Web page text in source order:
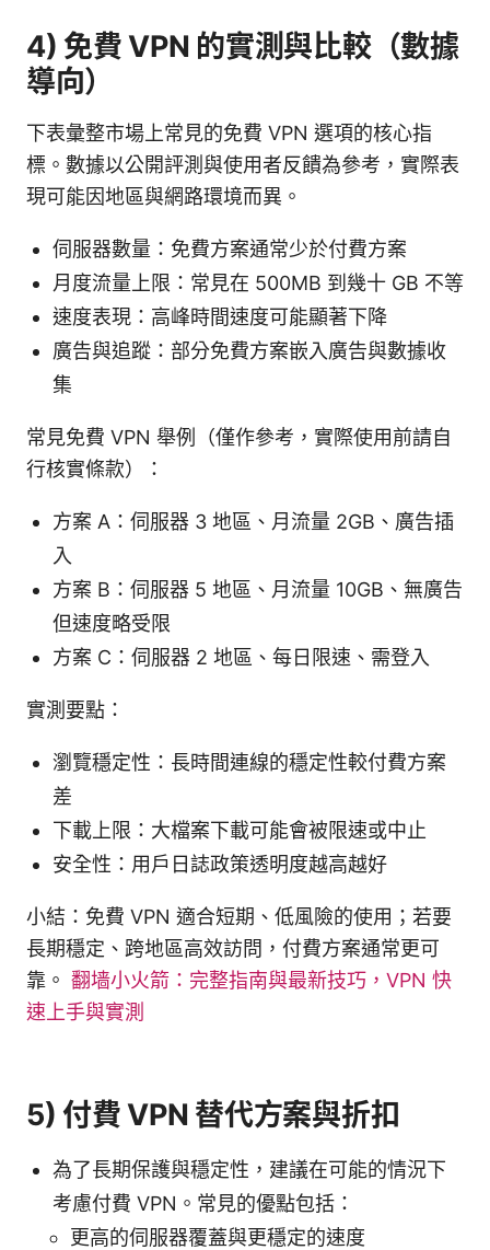
4) 免費 VPN 的實測與比較（數據
導向）
下表彙整市場上常見的免費 VPN 選項的核心指
標。數據以公開評測與使用者反饋為參考，實際表
現可能因地區與網路環境而異。
伺服器數量：免費方案通常少於付費方案
月度流量上限：常見在 500MB 到幾十 GB 不等
速度表現：高峰時間速度可能顯著下降
廣告與追蹤：部分免費方案嵌入廣告與數據收
集
常見免費 VPN 舉例（僅作參考，實際使用前請自
行核實條款）：
方案 A：伺服器 3 地區、月流量 2GB、廣告插
入
方案 B：伺服器 5 地區、月流量 10GB、無廣告
但速度略受限
方案 C：伺服器 2 地區、每日限速、需登入
實測要點：
瀏覽穩定性：長時間連線的穩定性較付費方案
差
下載上限：大檔案下載可能會被限速或中止
安全性：用戶日誌政策透明度越高越好
小結：免費 VPN 適合短期、低風險的使用；若要
長期穩定、跨地區高效訪問，付費方案通常更可
靠。 翻墙小火箭：完整指南與最新技巧，VPN 快
速上手與實測
5) 付費 VPN 替代方案與折扣
為了長期保護與穩定性，建議在可能的情況下
考慮付費 VPN。常見的優點包括：
更高的伺服器覆蓋與更穩定的速度